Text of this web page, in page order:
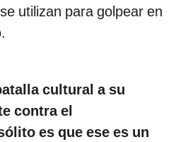
utilizan para golpear en
cultural a su
contra el
es que ese es un